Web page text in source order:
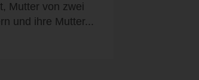
Mutter von zwei
und ihre Mutter...